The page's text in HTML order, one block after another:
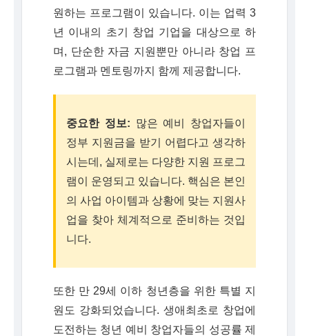
원하는 프로그램이 있습니다. 이는 업력 3
년 이내의 초기 창업 기업을 대상으로 하
며, 단순한 자금 지원뿐만 아니라 창업 프
로그램과 멘토링까지 함께 제공합니다.
중요한 정보: 많은 예비 창업자들이
정부 지원금을 받기 어렵다고 생각하
시는데, 실제로는 다양한 지원 프로그
램이 운영되고 있습니다. 핵심은 본인
의 사업 아이템과 상황에 맞는 지원사
업을 찾아 체계적으로 준비하는 것입
니다.
또한 만 29세 이하 청년층을 위한 특별 지
원도 강화되었습니다. 생애최초로 창업에
도전하는 청년 예비 창업자들의 성공률 제